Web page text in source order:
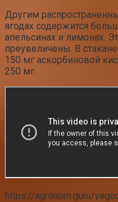
Другим
ягодах содержится
апельсинах и лимонах.
преувеличены. В
150 мг аскорбиновой
250 мг.
https://agronom.guru/